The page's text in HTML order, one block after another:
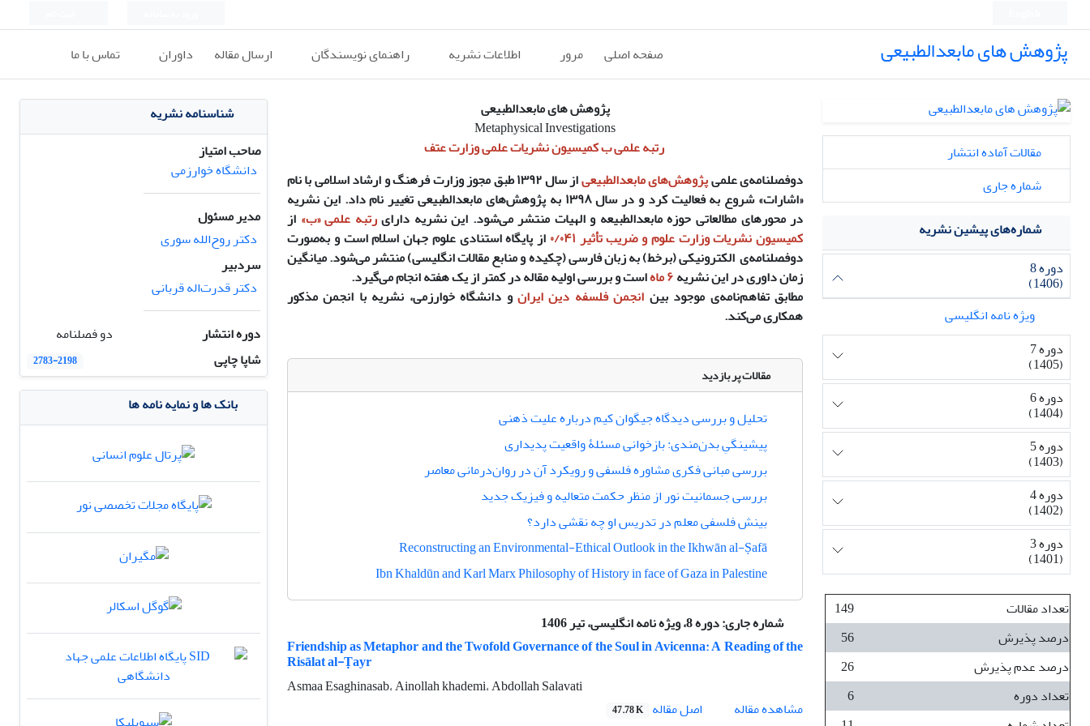
پژوهش های مابعدالطبیعی صفحه اصلی مرور اطلاعات نشریه راهنمای نویسندگان ارسال مقاله داوران تماس با ما
پژوهش های مابعدالطبیعی
Metaphysical Investigations
رتبه علمی ب کمیسیون نشریات علمی وزارت عتف
دوفصلنامه‌ی علمیپژوهش‌های مابعدالطبیعیاز سال۱۳۹۲طبق مجوز وزارت فرهنگ و ارشاد اسلامی با نام
«اشارات» شروع به فعالیت کرد و در سال۱۳۹۸ به پژوهش‌های مابعدالطبیعیتغییر نام داد. این نشریه
درمحورهای مطالعاتی حوزه مابعدالطبیعه و الهیات منتشر می‌شود. این نشریه دارایرتبه علمی«ب» از
کمیسیون نشریات وزارت علوم و ضریب تأثیر ۰/۰۴۱
از پایگاه استنادی علوم جهان اسلام است و به‌صورت
دوفصلنامه‌ی الکترونیکی (برخط) به زبان فارسی (چکیده و منابع مقالات انگلیسی) منتشر می‌شود. میانگین
زمان داوری در این نشریه
است و بررسی اولیه مقاله در کمتر از یک هفته انجام می‌گیرد.
مطابق تفاهم‌نامه‌ی موجود بین انجمن فلسفه دین ایران و دانشگاه خوارزمی، نشریه با انجمن مذکور
همکاری می‌کند.
مقالات پر بازدید
تحلیل و بررسی دیدگاه جیگوان کیم درباره علیت ذهنی
پیشینگیِ بدن‌مندی: بازخوانی مسئلۀ واقعیت پدیداری
بررسی مبانی فکری مشاوره فلسفی و رویکرد آن در روان‌درمانی معاصر
بررسی جسمانیت نور از منظر حکمت متعالیه و فیزیک جدید
بینش فلسفی معلم در تدریس او چه نقشی دارد؟
Reconstructing an Environmental-Ethical Outlook in the Ikhwān al-Ṣafā
Ibn Khaldūn and Karl Marx Philosophy of History in face of Gaza in Palestine
شماره جاری:دوره 8، ویژه نامه انگلیسی، تیر 1406
Friendship as Metaphor and the Twofold Governance of the Soul in Avicenna: A Reading of the
Risālat al-Ṭayr
Asmaa Esaghinasab، Ainollah khademi، Abdollah Salavati
مشاهده مقاله
اصل مقاله 47.78 K
مقالات آماده انتشار
شماره جاری
شماره‌های پیشین نشریه
دوره 8
(1406)
ویژه نامه انگلیسی
دوره 7
(1405)
دوره 6
(1404)
دوره 5
(1403)
دوره 4
(1402)
دوره 3
(1401)
تعداد مقالات
149
درصد پذیرش
56
درصد عدم پذیرش
26
تعداد دوره
6
شناسنامه نشریه
صاحب امتیاز
دانشگاه خوارزمی
مدیر مسئول
دکتر روح‌الله سوری
سردبیر
دکتر قدرت‌اله قربانی
دوره انتشار
دو فصلنامه
شاپا چاپی
2783-2198
بانک ها و نمایه نامه ها